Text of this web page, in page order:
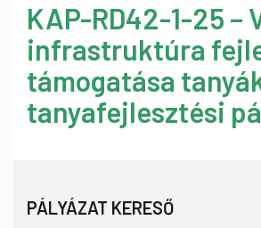
KAP-RD42-1-25 –
infrastruktúra
támogatása
tanyafejlesztési
PÁLYÁZAT KERESŐ